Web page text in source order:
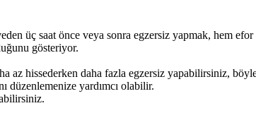
üç saat önce veya sonra egzersiz yapmak, hem
gösteriyor.
hissederken daha fazla egzersiz yapabilirsiniz,
düzenlemenize yardımcı olabilir.